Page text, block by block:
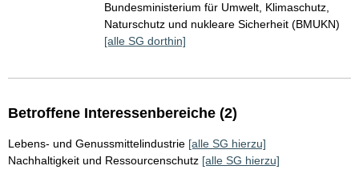
Bundesministerium für Umwelt, Klimaschutz,
Naturschutz und nukleare Sicherheit (BMUKN)
[alle SG dorthin]
Betroffene Interessenbereiche (2)
Lebens- und Genussmittelindustrie [alle SG hierzu]
Nachhaltigkeit und Ressourcenschutz [alle SG hierzu]